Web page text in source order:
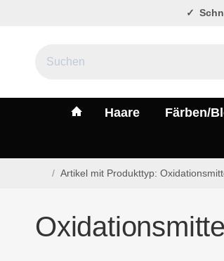
#custom.linkHome#
Haare Färben/
/ Artikel mit Produkttyp: